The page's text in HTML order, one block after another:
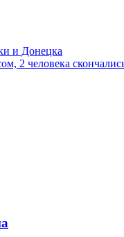
и Донецка
2 человека